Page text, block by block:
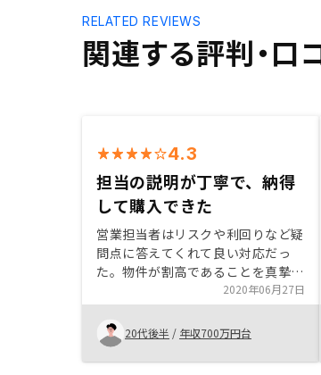
関連する評判・口
RELATED REVIEWS
4.3
担当の説明が丁寧で、納得
して購入できた
営業担当者はリスクや利回りなど疑
問点に答えてくれて良い対応だっ
た。物件が割高であることを真摯に
説明すべきだった。コストを抑えて
るという説明ばかりで、物件価格が
割高であることの説明も初めからし
て欲しかった。
2020年06月27日
20代後半 / 年収700万円台